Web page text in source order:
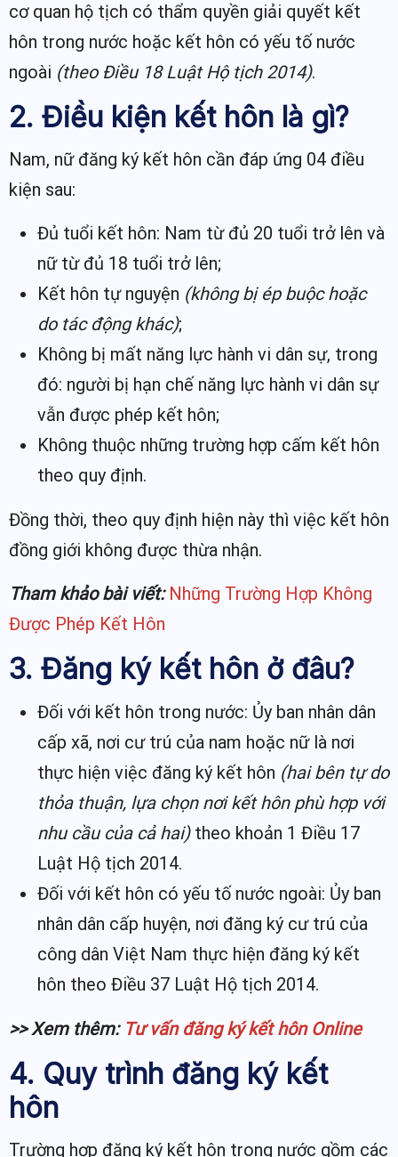
cơ quan hộ tịch có thẩm quyền giải quyết kết
hôn trong nước hoặc kết hôn có yếu tố nước
ngoài (theo Điều 18 Luật Hộ tịch 2014).
2. Điều kiện kết hôn là gì?
Nam, nữ đăng ký kết hôn cần đáp ứng 04 điều
kiện sau:
Đủ tuổi kết hôn: Nam từ đủ 20 tuổi trở lên và
nữ từ đủ 18 tuổi trở lên;
Kết hôn tự nguyện (không bị ép buộc hoặc
do tác động khác);
Không bị mất năng lực hành vi dân sự, trong
đó: người bị hạn chế năng lực hành vi dân sự
vẫn được phép kết hôn;
Không thuộc những trường hợp cấm kết hôn
theo quy định.
Đồng thời, theo quy định hiện này thì việc kết hôn
đồng giới không được thừa nhận.
Tham khảo bài viết: Những Trường Hợp Không
Được Phép Kết Hôn
3. Đăng ký kết hôn ở đâu?
Đối với kết hôn trong nước: Ủy ban nhân dân
cấp xã, nơi cư trú của nam hoặc nữ là nơi
thực hiện việc đăng ký kết hôn (hai bên tự do
thỏa thuận, lựa chọn nơi kết hôn phù hợp với
nhu cầu của cả hai)theo khoản 1 Điều 17
Luật Hộ tịch 2014.
Đối với kết hôn có yếu tố nước ngoài: Ủy ban
nhân dân cấp huyện, nơi đăng ký cư trú của
công dân Việt Nam thực hiện đăng ký kết
hôn theo Điều 37 Luật Hộ tịch 2014.
>> Xem thêm: Tư vấn đăng ký kết hôn Online
4. Quy trình đăng ký kết
hôn
Trường hợp đăng ký kết hôn trong nước gồm các